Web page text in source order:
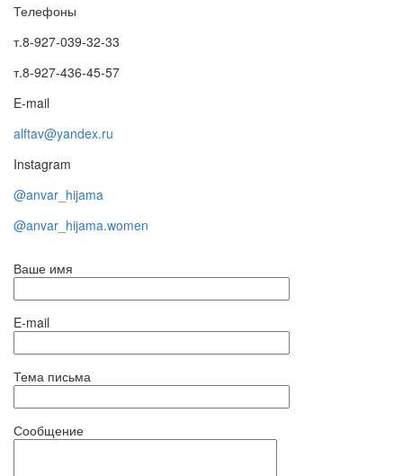
Телефоны
т.8-927-039-32-33
т.8-927-436-45-57
E-mail
alftav@yandex.ru
Instagram
@anvar_hijama
@anvar_hijama.women
Ваше имя
E-mail
Тема письма
Сообщение